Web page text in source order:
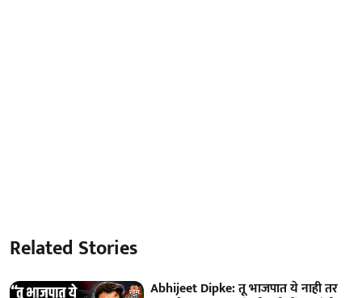
Related Stories
Abhijeet Dipke: तू भाजपात ये नाही तर